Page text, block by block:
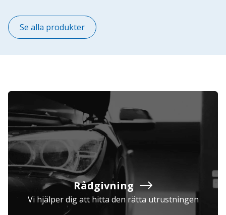
Se alla produkter
Rådgivning
Vi hjälper dig att hitta den rätta utrustningen